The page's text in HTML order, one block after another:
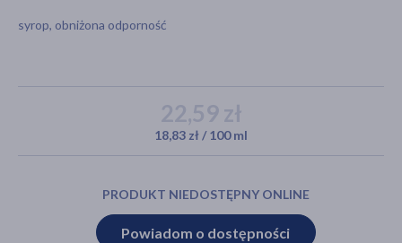
syrop, obniżona odporność
22,59 zł
18,83 zł / 100 ml
PRODUKT NIEDOSTĘPNY ONLINE
Powiadom o dostępności